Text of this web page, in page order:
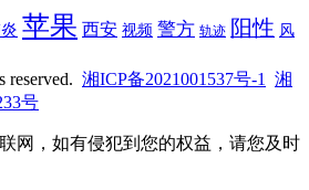
苹果 西安 视频 警方 轨迹 阳性 风
reserved. 湘ICP备2021001537号-1
湘
号
网，如有侵犯到您的权益，请您及时